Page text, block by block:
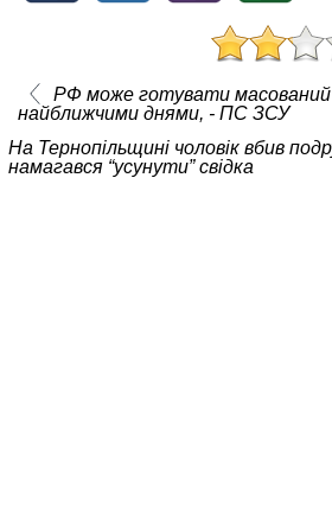
РФ може готувати масований
найближчими днями, - ПС ЗСУ
На Тернопільщині чоловік вбив
намагався “усунути” свідка